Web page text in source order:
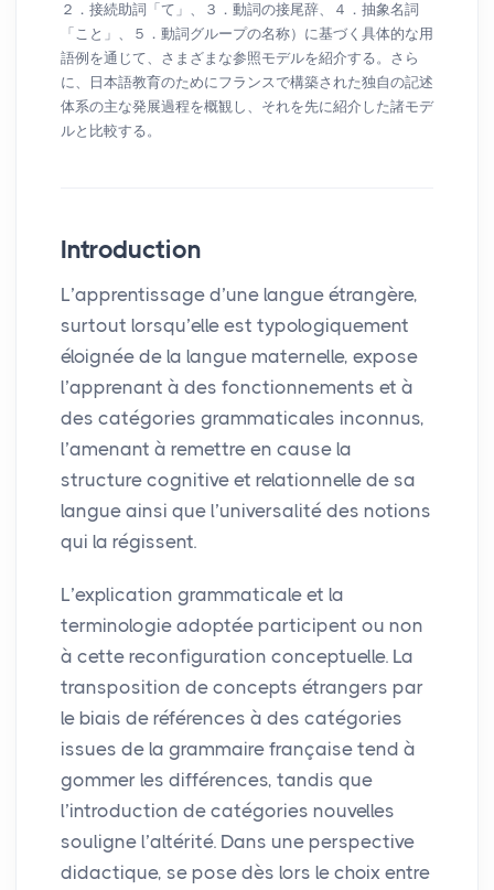
２．接続助詞「て」、３．動詞の接尾辞、４．抽象名詞
「こと」、５．動詞グループの名称）に基づく具体的な用
語例を通じて、さまざまな参照モデルを紹介する。さら
に、日本語教育のためにフランスで構築された独自の記述
体系の主な発展過程を概観し、それを先に紹介した諸モデ
ルと比較する。
Introduction
L’apprentissage d’une langue étrangère,
surtout lorsqu’elle est typologiquement
éloignée de la langue maternelle, expose
l’apprenant à des fonctionnements et à
des catégories grammaticales inconnus,
l’amenant à remettre en cause la
structure cognitive et relationnelle de sa
langue ainsi que l’universalité des notions
qui la régissent.
L’explication grammaticale et la
terminologie adoptée participent ou non
à cette reconfiguration conceptuelle. La
transposition de concepts étrangers par
le biais de références à des catégories
issues de la grammaire française tend à
gommer les différences, tandis que
l’introduction de catégories nouvelles
souligne l’altérité. Dans une perspective
didactique, se pose dès lors le choix entre